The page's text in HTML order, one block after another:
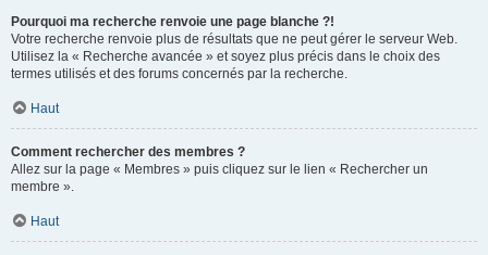
Pourquoi ma recherche renvoie une page blanche ?!
Votre recherche renvoie plus de résultats que ne peut gérer le serveur Web.
Utilisez la « Recherche avancée » et soyez plus précis dans le choix des
termes utilisés et des forums concernés par la recherche.
Haut
Comment rechercher des membres ?
Allez sur la page « Membres » puis cliquez sur le lien « Rechercher un
membre ».
Haut